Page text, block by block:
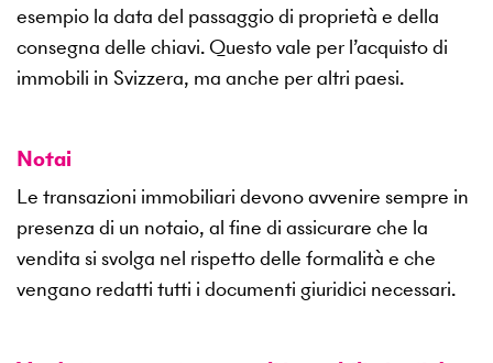
esempio la data del passaggio di proprietà e della
consegna delle chiavi. Questo vale per l’acquisto di
immobili in Svizzera, ma anche per altri paesi.
Notai
Le transazioni immobiliari devono avvenire sempre in
presenza di un notaio, al fine di assicurare che la
vendita si svolga nel rispetto delle formalità e che
vengano redatti tutti i documenti giuridici necessari.